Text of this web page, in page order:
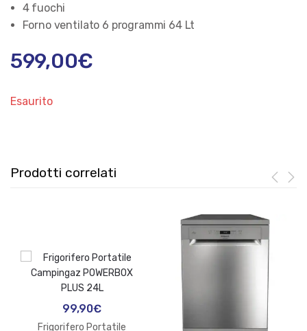
4 fuochi
Forno ventilato 6 programmi 64 Lt
599,00€
Esaurito
Prodotti correlati
99,90€
Frigorifero Portatile